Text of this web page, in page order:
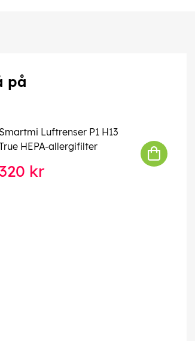
på
Smartmi Luftrenser P1 H13
HEPA-allergifilter
kr